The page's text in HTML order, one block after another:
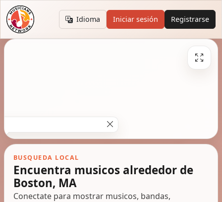
Idioma Iniciar sesión Registrarse
BUSQUEDA LOCAL
Encuentra musicos alrededor de
Boston, MA
Conectate para mostrar musicos, bandas,